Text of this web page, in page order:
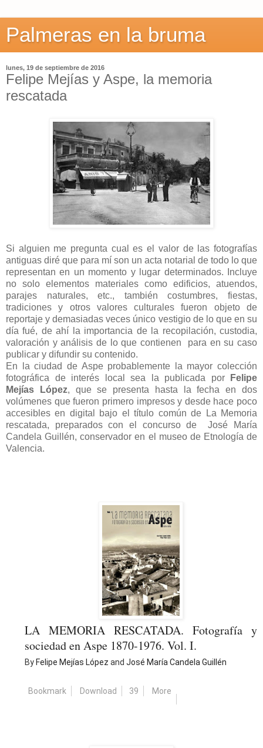
Palmeras en la bruma
lunes, 19 de septiembre de 2016
Felipe Mejías y Aspe, la memoria
rescatada
Si alguien me pregunta cual es el valor de las fotografías
antiguas diré que para mí son un acta notarial de todo lo que
representan en un momento y lugar determinados. Incluye
no solo elementos materiales como edificios, atuendos,
parajes naturales, etc., también costumbres, fiestas,
tradiciones y otros valores culturales fueron objeto de
reportaje y demasiadas veces único vestigio de lo que en su
día fué, de ahí la importancia de la recopilación, custodia,
valoración y análisis de lo que contienen para en su caso
publicar y difundir su contenido.
En la ciudad de Aspe probablemente la mayor colección
fotográfica de interés local sea la publicada por
Felipe
Mejías López, que se presenta hasta la fecha en dos
volúmenes que fueron primero impresos y desde hace poco
accesibles en digital bajo el título común de La Memoria
rescatada, preparados con el concurso de
José María
Candela Guillén, conservador en el museo de Etnología de
Valencia.
LA MEMORIA RESCATADA. Fotografía y
sociedad en Aspe 1870-1976. Vol. I.
By Felipe Mejías López and José María Candela Guillén
Bookmark Download 39 More